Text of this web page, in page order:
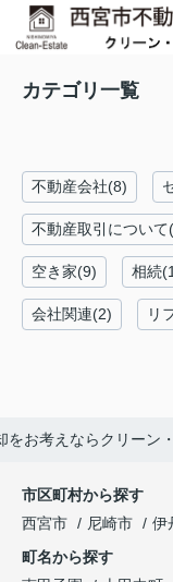
カテゴリ一覧
不動産会社(8)
不動産取引について
空き家(9) 相続
会社関連(2) リ
をお考えならクリーン
市区町村から探す
西宮市
尼崎市
伊
町名から探す